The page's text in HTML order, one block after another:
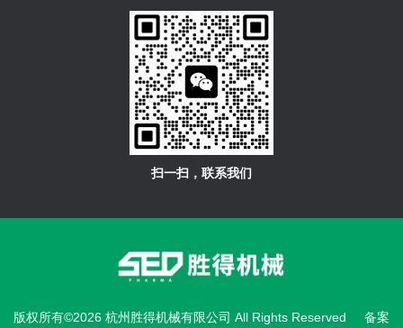
扫一扫，联系我们
版权所有©2026 杭州胜得机械有限公司 All Rights Reserved 备案